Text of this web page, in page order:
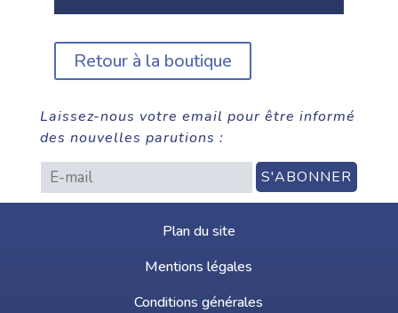
Retour à la boutique
Laissez-nous votre email pour être informé
des nouvelles parutions :
Plan du site
Mentions légales
Conditions générales